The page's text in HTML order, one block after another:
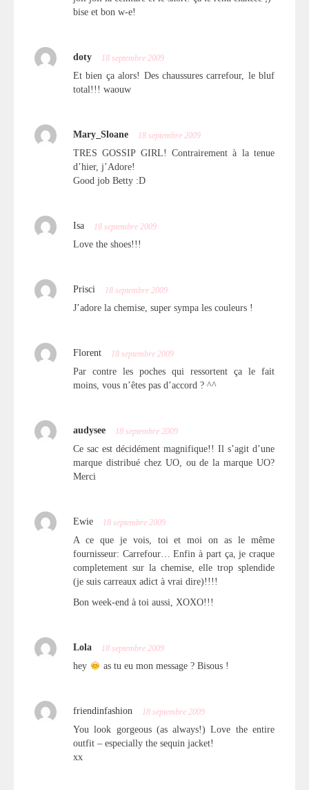
bise et bon w-e!
doty 18 septembre 2009
Et bien ça alors! Des chaussures carrefour, le bluf
total!!! waouw
Mary_Sloane 18 septembre 2009
TRES GOSSIP GIRL! Contrairement à la tenue
d’hier, j’Adore!
Good job Betty :D
Isa 18 septembre 2009
Love the shoes!!!
Prisci 18 septembre 2009
J’adore la chemise, super sympa les couleurs !
Florent 18 septembre 2009
Par contre les poches qui ressortent ça le fait
moins, vous n’êtes pas d’accord ? ^^
audysee 18 septembre 2009
Ce sac est décidément magnifique!! Il s’agit d’une
marque distribué chez UO, ou de la marque UO?
Merci
Ewie 18 septembre 2009
A ce que je vois, toi et moi on as le même
fournisseur: Carrefour… Enfin à part ça, je craque
completement sur la chemise, elle trop splendide
(je suis carreaux adict à vrai dire)!!!!
Bon week-end à toi aussi, XOXO!!!
Lola 18 septembre 2009
hey as tu eu mon message ? Bisous !
friendinfashion 18 septembre 2009
You look gorgeous (as always!) Love the entire
outfit – especially the sequin jacket!
xx